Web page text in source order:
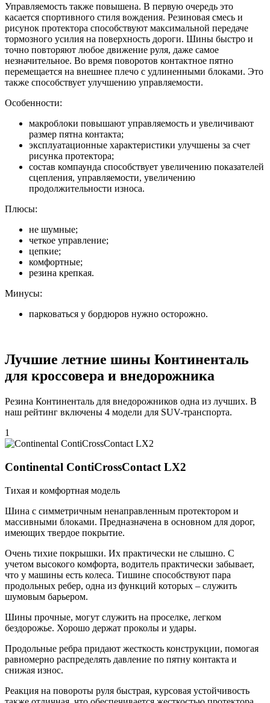
Управляемость также повышена. В первую очередь это
касается спортивного стиля вождения. Резиновая смесь и
рисунок протектора способствуют максимальной передаче
тормозного усилия на поверхность дороги. Шины быстро и
точно повторяют любое движение руля, даже самое
незначительное. Во время поворотов контактное пятно
перемещается на внешнее плечо с удлиненными блоками. Это
также способствует улучшению управляемости.
Особенности:
макроблоки повышают управляемость и увеличивают
размер пятна контакта;
эксплуатационные характеристики улучшены за счет
рисунка протектора;
состав компаунда способствует увеличению показателей
сцепления, управляемости, увеличению
продолжительности износа.
Плюсы:
не шумные;
четкое управление;
цепкие;
комфортные;
резина крепкая.
Минусы:
парковаться у бордюров нужно осторожно.
Лучшие летние шины Континенталь
для кроссовера и внедорожника
Резина Континенталь для внедорожников одна из лучших. В
наш рейтинг включены 4 модели для SUV-транспорта.
1
Continental ContiCrossContact LX2
Тихая и комфортная модель
Шина с симметричным ненаправленным протектором и
массивными блоками. Предназначена в основном для дорог,
имеющих твердое покрытие.
Очень тихие покрышки. Их практически не слышно. С
учетом высокого комфорта, водитель практически забывает,
что у машины есть колеса. Тишине способствуют пара
продольных ребер, одна из функций которых – служить
шумовым барьером.
Шины прочные, могут служить на проселке, легком
бездорожье. Хорошо держат проколы и удары.
Продольные ребра придают жесткость конструкции, помогая
равномерно распределять давление по пятну контакта и
снижая износ.
Реакция на повороты руля быстрая, курсовая устойчивость